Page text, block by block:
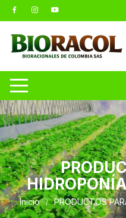
Saltar
al
contenido
Inicio PRODUCTOS